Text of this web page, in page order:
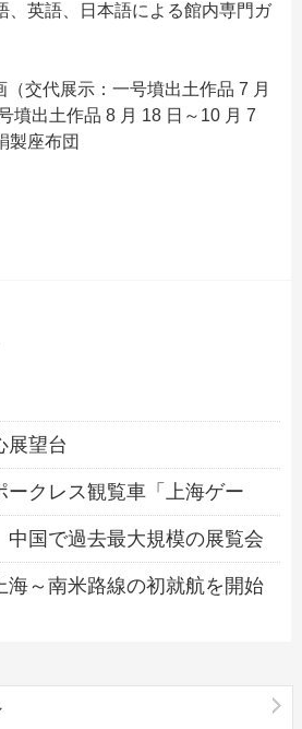
、英語、日本語による館内専門ガ
（交代展示：一号墳出土作品 7 月
墳出土作品 8 月 18 日～10 月 7
製座布団
展望台
ークレス観覧車「上海ゲー
中国で過去最大規模の展覧会
海～南米路線の初就航を開始